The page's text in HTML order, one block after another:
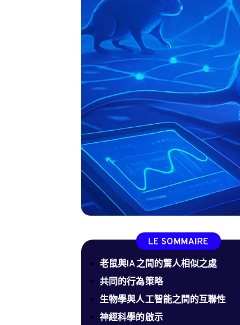
LE SOMMAIRE
老鼠與IA之間的驚人相似之處
共同的行為策略
生物學與人工智能之間的互聯性
神經科學的啟示